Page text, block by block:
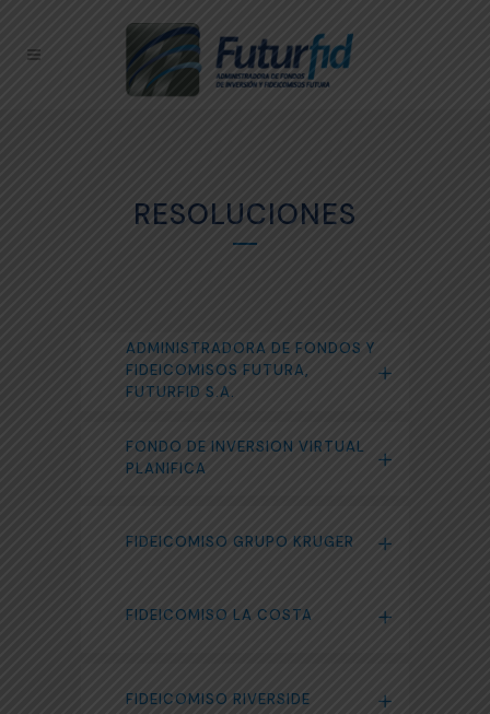
RESOLUCIONES
ADMINISTRADORA DE FONDOS Y
FIDEICOMISOS FUTURA,
FUTURFID S.A.
FONDO DE INVERSION VIRTUAL
PLANIFICA
FIDEICOMISO GRUPO KRUGER
FIDEICOMISO LA COSTA
FIDEICOMISO RIVERSIDE